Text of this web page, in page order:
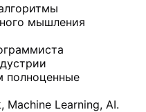
мышления
полноценные
Machine Learning, AI.